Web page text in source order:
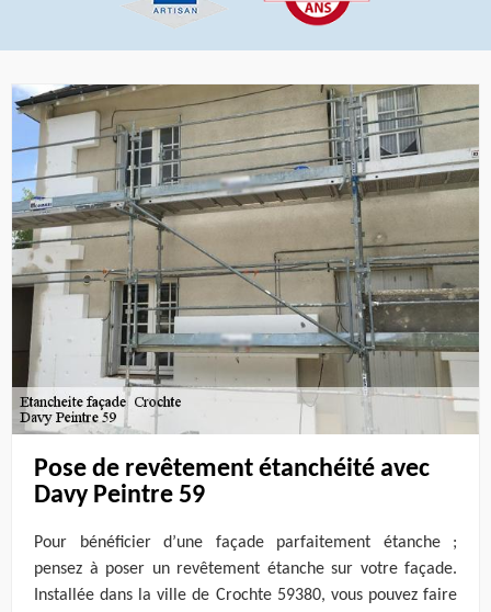
Pose de revêtement étanchéité avec
Davy Peintre 59
Pour bénéficier d’une façade parfaitement étanche ;
pensez à poser un revêtement étanche sur votre façade.
Installée dans la ville de Crochte 59380, vous pouvez faire